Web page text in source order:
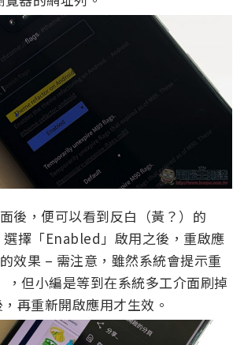
後，便可以看到反白（黃？）的
擇「Enabled」啟用之後，重啟應
效果 – 需注意，雖然系統會提示重
但小編是等到在系統多工介面刷掉
再重新開啟應用才生效。